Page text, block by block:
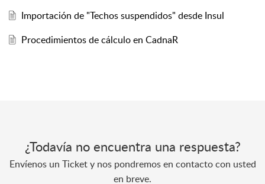
Importación de "Techos suspendidos" desde Insul
Procedimientos de cálculo en CadnaR
¿Todavía no encuentra una respuesta?
Envíenos un Ticket y nos pondremos en contacto con usted
en breve.